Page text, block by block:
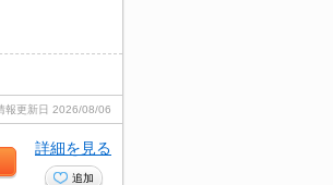
報更新日 2026/08/06
詳細を見る
追加